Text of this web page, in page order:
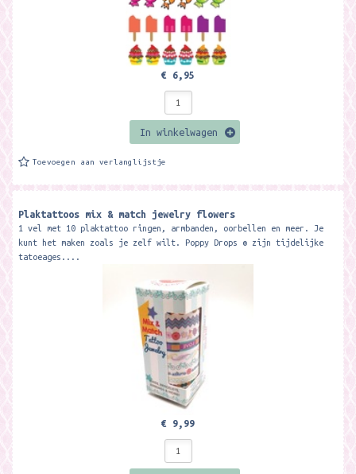
€ 6,95
In winkelwagen
Toevoegen aan verlanglijstje
Plaktattoos mix & match jewelry flowers
1 vel met 10 plaktattoo ringen, armbanden, oorbellen en meer. Je
kunt het maken zoals je zelf wilt. Poppy Drops ® zijn tijdelijke
tatoeages....
€ 9,99